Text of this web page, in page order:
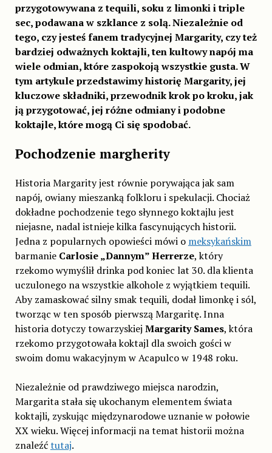
przygotowywana z tequili, soku z limonki i triple
sec, podawana w szklance z solą. Niezależnie od
tego, czy jesteś fanem tradycyjnej Margarity, czy też
bardziej odważnych koktajli, ten kultowy napój ma
wiele odmian, które zaspokoją wszystkie gusta. W
tym artykule przedstawimy historię Margarity, jej
kluczowe składniki, przewodnik krok po kroku, jak
ją przygotować, jej różne odmiany i podobne
koktajle, które mogą Ci się spodobać.
Pochodzenie margherity
Historia Margarity jest równie porywająca jak sam
napój, owiany mieszanką folkloru i spekulacji. Chociaż
dokładne pochodzenie tego słynnego koktajlu jest
niejasne, nadal istnieje kilka fascynujących historii.
Jedna z popularnych opowieści mówi o meksykańskim
barmanie Carlosie „Dannym” Herrerze, który
rzekomo wymyślił drinka pod koniec lat 30. dla klienta
uczulonego na wszystkie alkohole z wyjątkiem tequili.
Aby zamaskować silny smak tequili, dodał limonkę i sól,
tworząc w ten sposób pierwszą Margaritę. Inna
historia dotyczy towarzyskiej Margarity Sames, która
rzekomo przygotowała koktajl dla swoich gości w
swoim domu wakacyjnym w Acapulco w 1948 roku.
Niezależnie od prawdziwego miejsca narodzin,
Margarita stała się ukochanym elementem świata
koktajli, zyskując międzynarodowe uznanie w połowie
XX wieku. Więcej informacji na temat historii można
znaleźćtutaj.